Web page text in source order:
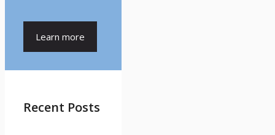
Learn more
Recent Posts